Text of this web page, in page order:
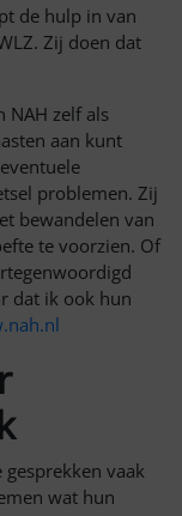
de hulp in van
Zij doen dat
NAH zelf als
aan kunt
problemen. Zij
bewandelen van
te voorzien. Of
dat ik ook hun
vaak
wat hun